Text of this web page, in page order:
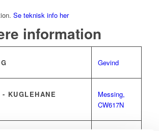
Se teknisk info her
information
Gevind
KUGLEHANE
Messing,
CW617N